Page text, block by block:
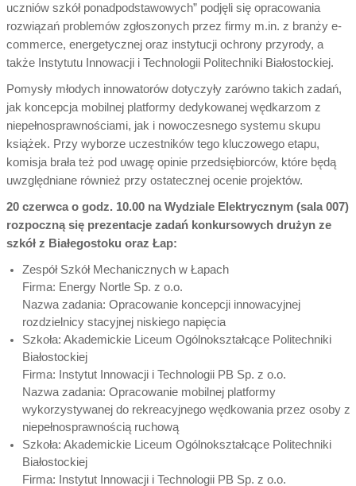
uczniów szkół ponadpodstawowych” podjęli się opracowania
rozwiązań problemów zgłoszonych przez firmy m.in. z branży e-
commerce, energetycznej oraz instytucji ochrony przyrody, a
także Instytutu Innowacji i Technologii Politechniki Białostockiej.
Pomysły młodych innowatorów dotyczyły zarówno takich zadań,
jak koncepcja mobilnej platformy dedykowanej wędkarzom z
niepełnosprawnościami, jak i nowoczesnego systemu skupu
książek. Przy wyborze uczestników tego kluczowego etapu,
komisja brała też pod uwagę opinie przedsiębiorców, które będą
uwzględniane również przy ostatecznej ocenie projektów.
20 czerwca o godz. 10.00 na Wydziale Elektrycznym (sala 007)
rozpoczną się prezentacje zadań konkursowych drużyn ze
szkół z Białegostoku oraz Łap:
Zespół Szkół Mechanicznych w Łapach
Firma: Energy Nortle Sp. z o.o.
Nazwa zadania: Opracowanie koncepcji innowacyjnej
rozdzielnicy stacyjnej niskiego napięcia
Szkoła: Akademickie Liceum Ogólnokształcące Politechniki
Białostockiej
Firma: Instytut Innowacji i Technologii PB Sp. z o.o.
Nazwa zadania: Opracowanie mobilnej platformy
wykorzystywanej do rekreacyjnego wędkowania przez osoby z
niepełnosprawnością ruchową
Szkoła: Akademickie Liceum Ogólnokształcące Politechniki
Białostockiej
Firma: Instytut Innowacji i Technologii PB Sp. z o.o.